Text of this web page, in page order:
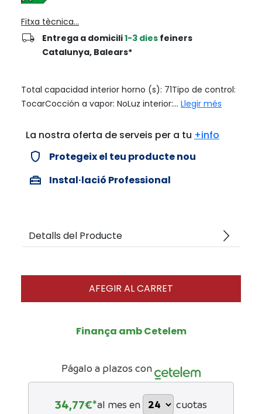
Fitxa tècnica...
local_shipping Entrega a domicili1-3 dies feiners
Catalunya, Balears*
Total capacidad interior horno (s): 71Tipo de control:
TocarCocción a vapor: NoLuz interior:... Llegir més
La nostra oferta de serveis per a tu +info
verified_user Protegeix el teu producte nou
home_repair_service Instal·lació Professional
Detalls del Producte arrow_forward_ios
AFEGIR AL CARRET
Finança amb Cetelem
Págalo a plazos con
34,77€*al mes en cuotas